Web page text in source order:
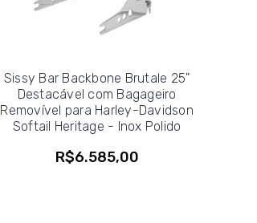
Sissy Bar Backbone Brutale 25"
Destacável com Bagageiro
Removível para Harley-Davidson
Softail Heritage - Inox Polido
R$6.585,00